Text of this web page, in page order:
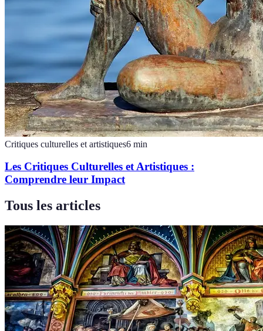
Critiques culturelles et artistiques6 min
Les Critiques Culturelles et Artistiques :
Comprendre leur Impact
Tous les articles